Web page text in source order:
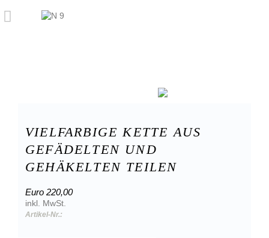
VIELFARBIGE KETTE AUS
GEFÄDELTEN UND
GEHÄKELTEN TEILEN
Euro 220,00
inkl. MwSt.
Artikel-Nr.: